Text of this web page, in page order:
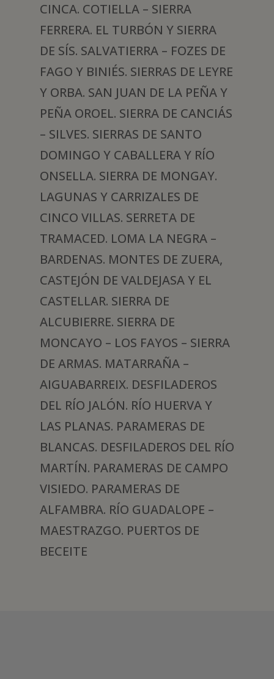
CINCA. COTIELLA – SIERRA
FERRERA. EL TURBÓN Y SIERRA
DE SÍS. SALVATIERRA – FOZES DE
FAGO Y BINIÉS. SIERRAS DE LEYRE
Y ORBA. SAN JUAN DE LA PEÑA Y
PEÑA OROEL. SIERRA DE CANCIÁS
– SILVES. SIERRAS DE SANTO
DOMINGO Y CABALLERA Y RÍO
ONSELLA. SIERRA DE MONGAY.
LAGUNAS Y CARRIZALES DE
CINCO VILLAS. SERRETA DE
TRAMACED. LOMA LA NEGRA –
BARDENAS. MONTES DE ZUERA,
CASTEJÓN DE VALDEJASA Y EL
CASTELLAR. SIERRA DE
ALCUBIERRE. SIERRA DE
MONCAYO – LOS FAYOS – SIERRA
DE ARMAS. MATARRAÑA –
AIGUABARREIX. DESFILADEROS
DEL RÍO JALÓN. RÍO HUERVA Y
LAS PLANAS. PARAMERAS DE
BLANCAS. DESFILADEROS DEL RÍO
MARTÍN. PARAMERAS DE CAMPO
VISIEDO. PARAMERAS DE
ALFAMBRA. RÍO GUADALOPE –
MAESTRAZGO. PUERTOS DE
BECEITE